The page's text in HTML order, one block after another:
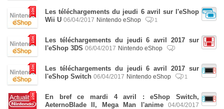
Les téléchargements du jeudi 6 avril sur l'eShop
Wii U 06/04/2017 Nintendo eShop 1
Les téléchargements du jeudi 6 avril 2017 sur
l'eShop 3DS 06/04/2017 Nintendo eShop
Les téléchargements du jeudi 6 avril 2017 sur
l'eShop Switch 06/04/2017 Nintendo eShop 1
En bref ce mardi 4 avril : eShop Switch,
AeternoBlade II, Mega Man l'anime
04/04/2017